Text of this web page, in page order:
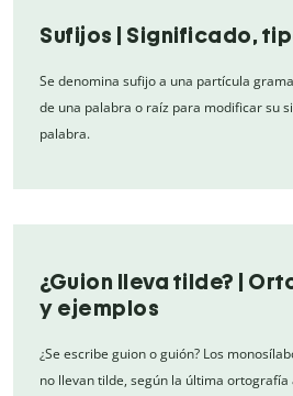
Sufijos | Significado,
Se denomina sufijo a una partícula
de una palabra o raíz para modificar su
palabra.
¿Guion lleva tilde? |
y ejemplos
¿Se escribe guion o guión? Los
no llevan tilde, según la última ortografía